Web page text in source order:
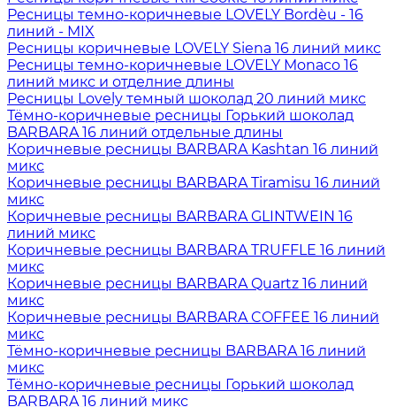
Ресницы темно-коричневые LOVELY Bordèu - 16
линий - MIX
Ресницы коричневые LOVELY Siena 16 линий микс
Ресницы темно-коричневые LOVELY Monaco 16
линий микс и отделние длины
Ресницы Lovely темный шоколад 20 линий микс
Тёмно-коричневые ресницы Горький шоколад
BARBARA 16 линий отдельные длины
Коричневые ресницы BARBARA Kashtan 16 линий
микс
Коричневые ресницы BARBARA Tiramisu 16 линий
микс
Коричневые ресницы BARBARA GLINTWEIN 16
линий микс
Коричневые ресницы BARBARA TRUFFLE 16 линий
микс
Коричневые ресницы BARBARA Quartz 16 линий
микс
Коричневые ресницы BARBARA COFFEE 16 линий
микс
Тёмно-коричневые ресницы BARBARA 16 линий
микс
Тёмно-коричневые ресницы Горький шоколад
BARBARA 16 линий микс